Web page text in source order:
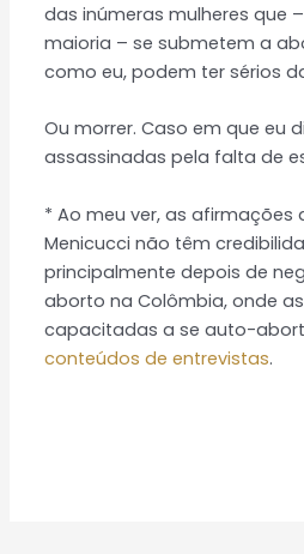
das inúmeras mulheres que
maioria – se submetem a
como eu, podem ter sérios
Ou morrer. Caso em que eu
assassinadas pela falta de
* Ao meu ver, as afirmações
Menicucci não têm
principalmente depois de
aborto na Colômbia, onde
capacitadas a se auto-
conteúdos de entrevistas.